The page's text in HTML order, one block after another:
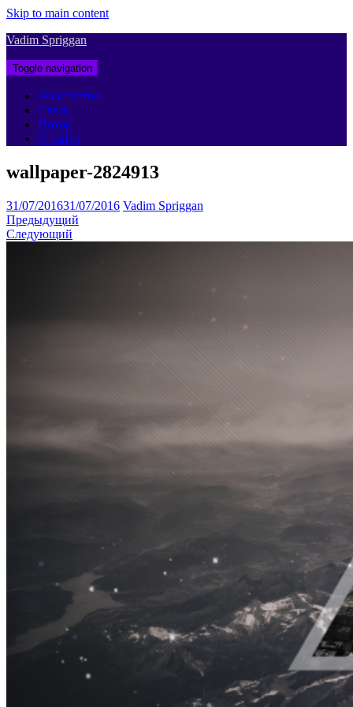
Skip to main content
Vadim Spriggan
Toggle navigation
Знакомство
Связь
Поток
О сайте
wallpaper-2824913
31/07/201631/07/2016 Vadim Spriggan
Предыдущий
Следующий